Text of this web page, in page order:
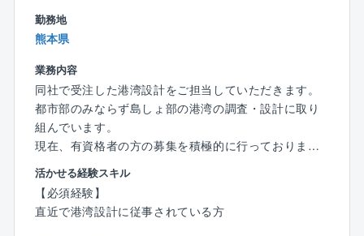
勤務地
熊本県
業務内容
同社で受注した港湾設計をご担当していただきます。
都市部のみならず島しょ部の港湾の調査・設計に取り
組んでいます。
現在、有資格者の方の募集を積極的に行っておりま
す。
【業務詳細】
■港湾の長期的な開発および利用及び保全に関する指針
活かせる経験スキル
【必須経験】
直近で港湾設計に従事されている方